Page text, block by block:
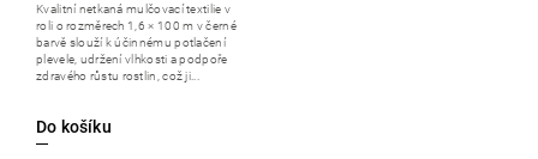
Do košíku
Kvalitní netkaná mulčovací textilie v
roli o rozměrech 1,6 × 100 m v černé
barvě slouží k účinnému potlačení
plevele, udržení vlhkosti a podpoře
zdravého růstu rostlin, což ji...